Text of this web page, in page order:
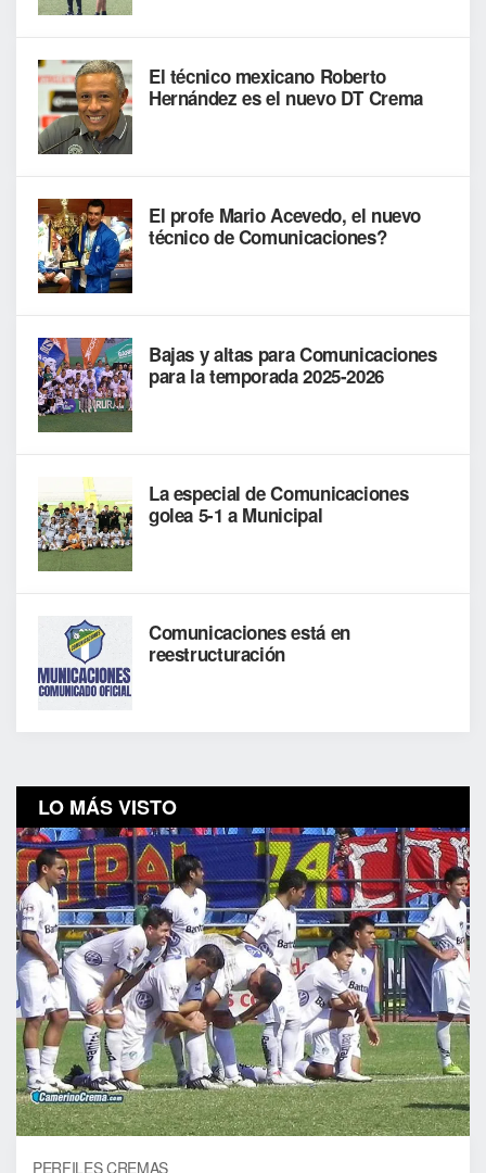
El técnico mexicano Roberto
Hernández es el nuevo DT Crema
El profe Mario Acevedo, el nuevo
técnico de Comunicaciones?
Bajas y altas para Comunicaciones
para la temporada 2025-2026
La especial de Comunicaciones
golea 5-1 a Municipal
Comunicaciones está en
reestructuración
LO MÁS VISTO
PERFILES CREMAS